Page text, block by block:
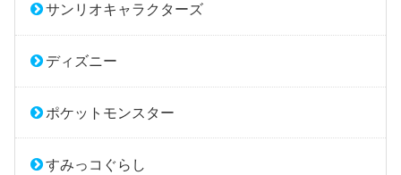
サンリオキャラクターズ
ディズニー
ポケットモンスター
すみっコぐらし